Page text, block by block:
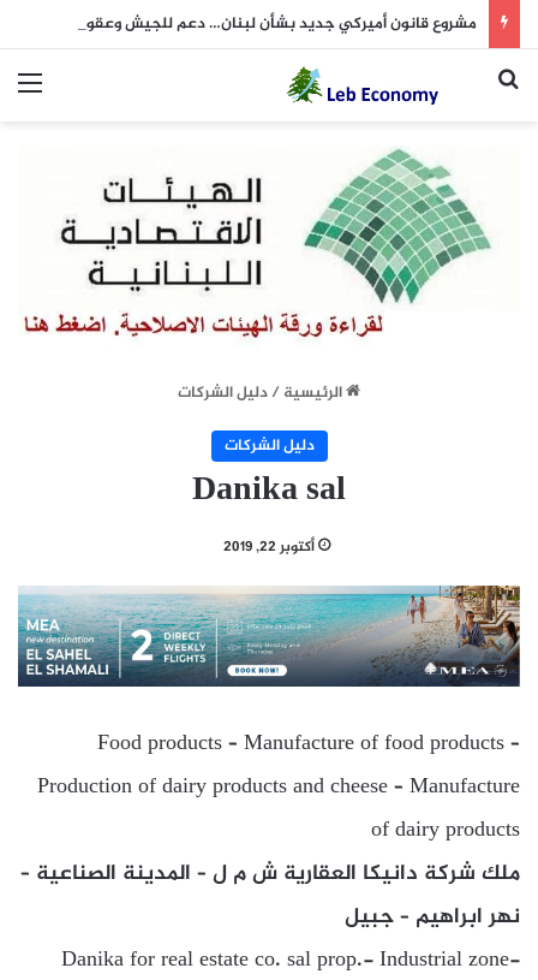
بحث عن
الرئيسية/دليل الشركات
دليل الشركات
Danika sal
أكتوبر 22, 2019
Food products – Manufacture of food products –
Production of dairy products and cheese – Manufacture
of dairy products
ملك شركة دانيكا العقارية ش م ل – المدينة الصناعية –
نهر ابراهيم – جبيل
Danika for real estate co. sal prop.- Industrial zone-